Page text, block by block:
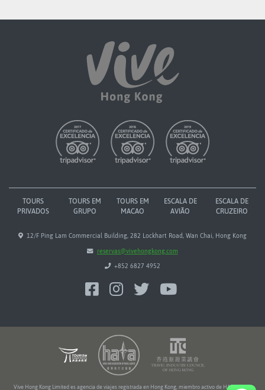
TOURS
PRIVADOS
TOURS EM
GRUPO
TOURS EM
MACAO
ESCALA DE
AVIÃO
ESCALA DE
CRUZEIRO
12/F Ping Lam Commercial Building, 282 Lockhart Road, Wan Chai, Hong Kong
reservas@vivehongkong.com
+852 6827 4952
Vive Hong Kong Limited es agencia de viajes registrada en Hong Kong, miembro activo de HATA y TIC.